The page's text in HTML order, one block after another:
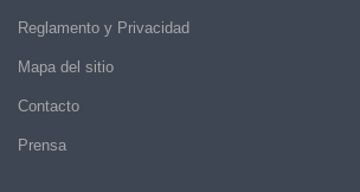
Reglamento y Privacidad
Mapa del sitio
Contacto
Prensa